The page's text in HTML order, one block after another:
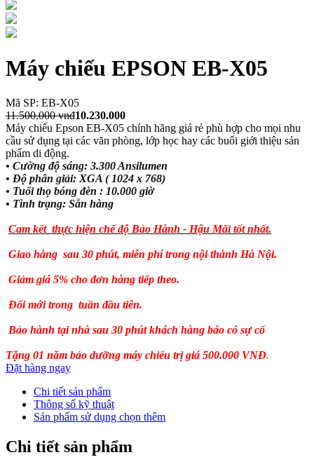
Máy chiếu EPSON EB-X05
Mã SP: EB-X05
11.500.000 vnđ10.230.000
Máy chiếu Epson EB-X05 chính hãng giá rẻ phù hợp cho mọi nhu
cầu sử dụng tại các văn phòng, lớp học hay các buổi giới thiệu sản
phẩm di động.
• Cường độ sáng: 3.300 Ansilumen
• Độ phân giải: XGA ( 1024 x 768)
• Tuổi thọ bóng đèn : 10.000 giờ
• Tình trạng: Sẵn hàng
Cam kết thực hiện chế độ Bảo Hành - Hậu Mãi tốt nhất.
Giao hàng sau 30 phút, miễn phí trong nội thành Hà Nội.
Giảm giá 5% cho đơn hàng tiếp theo.
Đổi mới trong tuần đầu tiên.
Bảo hành tại nhà sau 30 phút khách hàng báo có sự cố
Tặng 01 năm bảo dưỡng máy chiếu trị giá 500.000 VNĐ.
Đặt hàng ngay
Chi tiết sản phẩm
Thông số kỹ thuật
Sản phẩm sử dụng chọn thêm
Chi tiết sản phẩm